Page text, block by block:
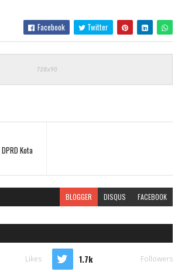
Facebook Twitter
Kota
BLOGGER DISQUS FACEBOOK
Likes 1.7k Followers